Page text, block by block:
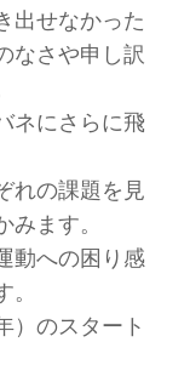
出せなかった
なさや申し訳
ネにさらに飛
れの課題を見
ます。
動への困り感
）のスタート